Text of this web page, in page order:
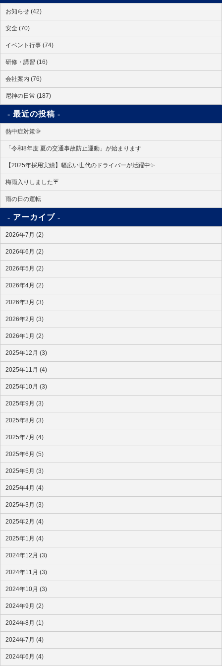
お知らせ (42)
安全 (70)
イベント行事 (74)
研修・講習 (16)
会社案内 (76)
尼神の日常 (187)
最近の投稿
熱中症対策🌞
「令和8年度 夏の交通事故防止運動」が始まります
【2025年採用実績】幅広い世代のドライバーが活躍中✨
梅雨入りしました☔
雨の日の運転
アーカイブ
2026年7月 (2)
2026年6月 (2)
2026年5月 (2)
2026年4月 (2)
2026年3月 (3)
2026年2月 (3)
2026年1月 (2)
2025年12月 (3)
2025年11月 (4)
2025年10月 (3)
2025年9月 (3)
2025年8月 (3)
2025年7月 (4)
2025年6月 (5)
2025年5月 (3)
2025年4月 (4)
2025年3月 (3)
2025年2月 (4)
2025年1月 (4)
2024年12月 (3)
2024年11月 (3)
2024年10月 (3)
2024年9月 (2)
2024年8月 (1)
2024年7月 (4)
2024年6月 (4)